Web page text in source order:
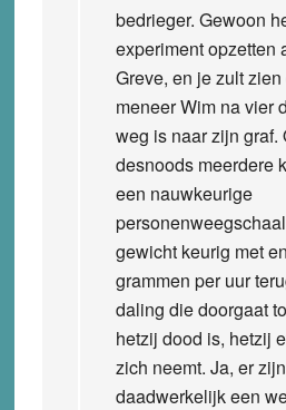
bedrieger. Gewoon
experiment opzetten
Greve, en je zult
meneer Wim na vier
weg is naar zijn graf.
desnoods meerdere
een nauwkeurige
gewicht keurig met
grammen per uur
daling die doorgaat
hetzij dood is, hetzij
zich neemt. Ja, er
daadwerkelijk een